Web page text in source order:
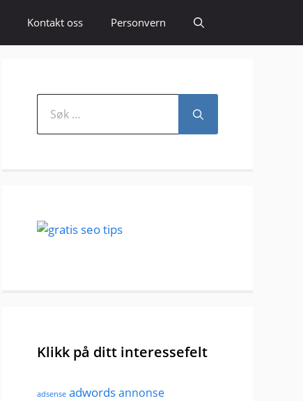
Kontakt oss Personvern
etter:
Klikk på ditt interessefelt
adsense adwordsannonse